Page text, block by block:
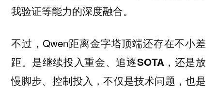
我验证等能力的深度融合。
不过，Qwen距离金字塔顶端还存在不小差
距。 是继续投入重金、追逐SOTA，还是放
慢脚步、控制投入，不仅是技术问题，也是